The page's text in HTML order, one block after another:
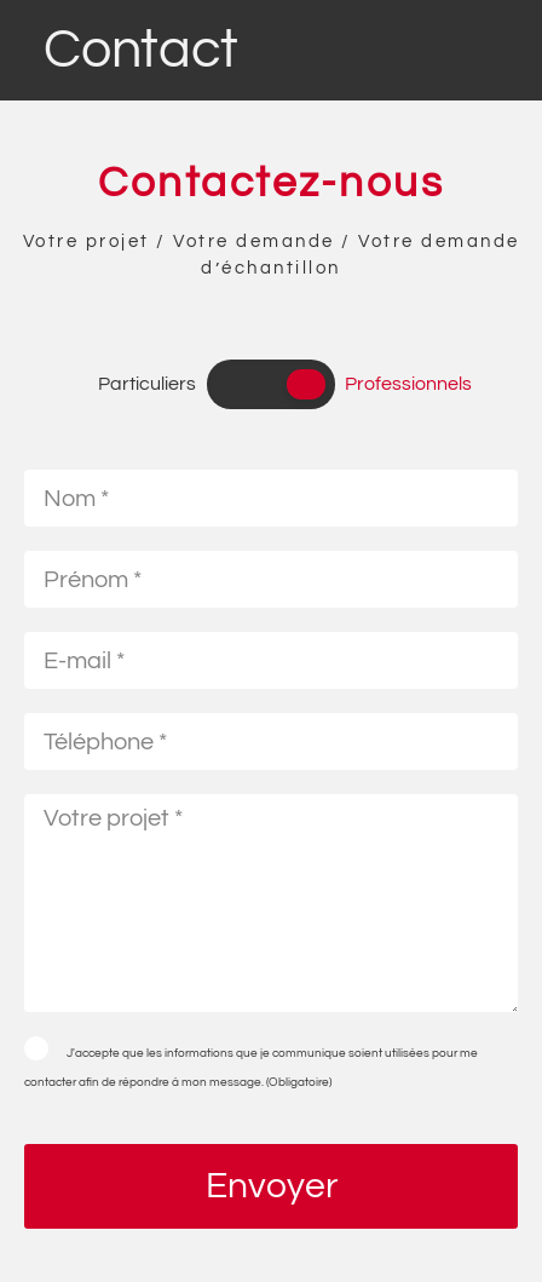
Contact
Contactez-nous
Votre projet / Votre demande / Votre demande
d’échantillon
Particuliers Professionnels
J'accepte que les informations que je communique soient utilisées pour me
contacter afin de répondre à mon message. (Obligatoire)
Envoyer